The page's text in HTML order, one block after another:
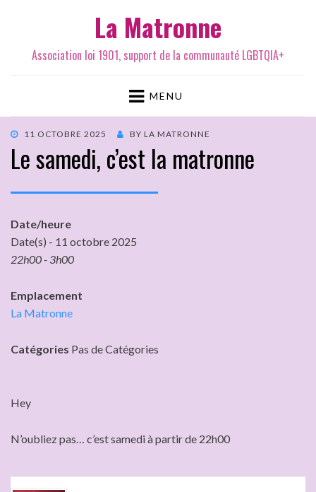
La Matronne
Association loi 1901, support de la communauté LGBTQIA+
MENU
11 OCTOBRE 2025 BY LA MATRONNE
Le samedi, c’est la matronne
Date/heure
Date(s) - 11 octobre 2025
22h00 - 3h00
Emplacement
La Matronne
Catégories Pas de Catégories
Hey
N’oubliez pas… c’est samedi à partir de 22h00